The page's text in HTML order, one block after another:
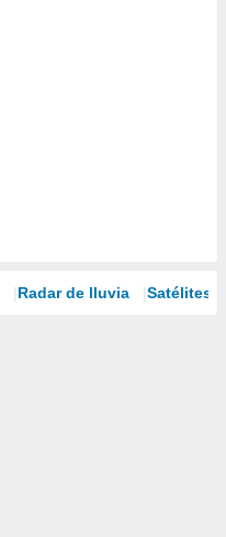
Radar de lluvia Satélites